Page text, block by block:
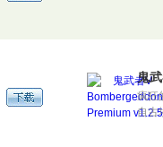
鬼
疯狂
自古